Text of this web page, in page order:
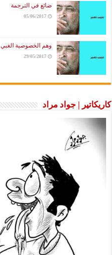
ضائع في الترجمة
05/06/2017
وهم الخصوصية الغبي
29/05/2017
كاريكاتير | جواد مراد